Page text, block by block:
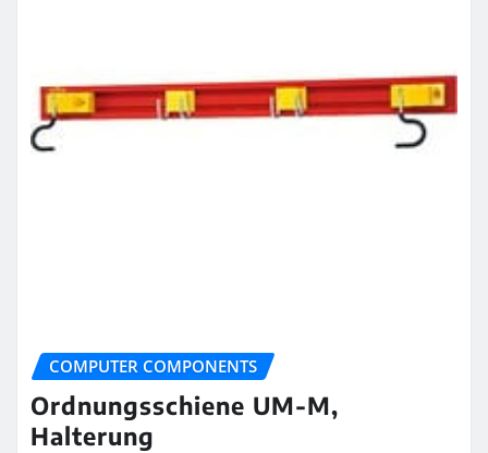
COMPUTER COMPONENTS
Ordnungsschiene UM-M,
Halterung